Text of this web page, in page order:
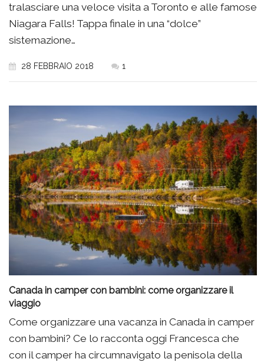
tralasciare una veloce visita a Toronto e alle famose
Niagara Falls! Tappa finale in una “dolce”
sistemazione…
28 FEBBRAIO 2018 1
Canada in camper con bambini: come organizzare il
viaggio
Come organizzare una vacanza in Canada in camper
con bambini? Ce lo racconta oggi Francesca che
con il camper ha circumnavigato la penisola della